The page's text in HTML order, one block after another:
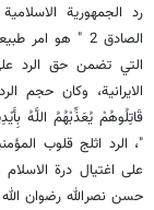
رد الجمهورية
الصادق 2 " هو
التي تضمن حق الرد على
الايرانية، وكان حجم
قَاتِلُوهُمْ يُعَذِّبْهُمُ اللَّهُ
"، الرد اثلج قلوب
على اغتيال درة
حسن نصرالله رضوان